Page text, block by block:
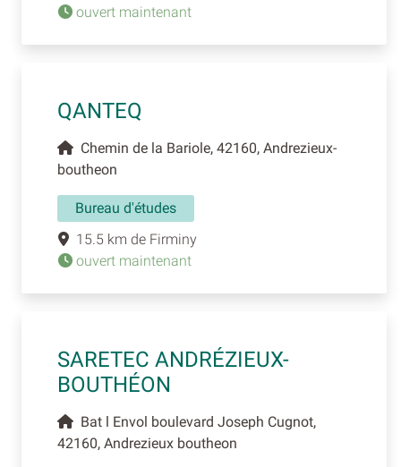
ouvert maintenant
QANTEQ
Chemin de la Bariole, 42160, Andrezieux-
boutheon
Bureau d'études
15.5 km de Firminy
ouvert maintenant
SARETEC ANDRÉZIEUX-
BOUTHÉON
Bat l Envol boulevard Joseph Cugnot,
42160, Andrezieux boutheon